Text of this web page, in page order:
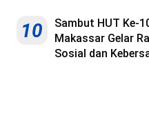
10
Sambut HUT Ke-
Makassar Gelar
Sosial dan